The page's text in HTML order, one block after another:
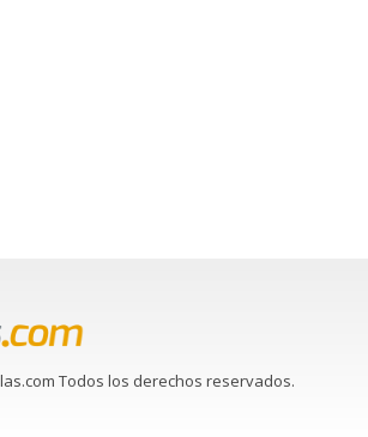
Todos los derechos reservados.